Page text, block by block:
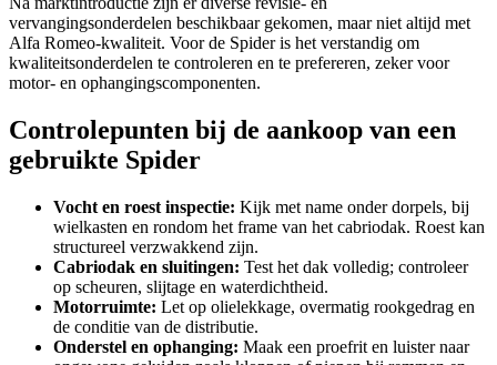
vervangingsonderdelen beschikbaar gekomen, maar niet altijd met
Alfa Romeo-kwaliteit. Voor de Spider is het verstandig om
kwaliteitsonderdelen te controleren en te prefereren, zeker voor
motor- en ophangingscomponenten.
Controlepunten bij de aankoop van een
gebruikte Spider
Vocht en roest inspectie: Kijk met name onder dorpels, bij
wielkasten en rondom het frame van het cabriodak. Roest kan
structureel verzwakkend zijn.
Cabriodak en sluitingen: Test het dak volledig; controleer
op scheuren, slijtage en waterdichtheid.
Motorruimte: Let op olielekkage, overmatig rookgedrag en
de conditie van de distributie.
Onderstel en ophanging: Maak een proefrit en luister naar